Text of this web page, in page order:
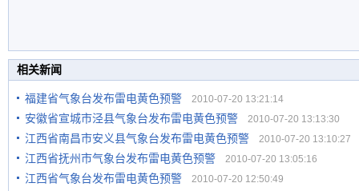
相关新闻
福建省气象台发布雷电黄色预警 2010-07-20 13:21:14
安徽省宣城市泾县气象台发布雷电黄色预警 2010-07-20 13:13:30
江西省南昌市安义县气象台发布雷电黄色预警 2010-07-20 13:10:27
江西省抚州市气象台发布雷电黄色预警 2010-07-20 13:05:16
江西省气象台发布雷电黄色预警 2010-07-20 12:50:49